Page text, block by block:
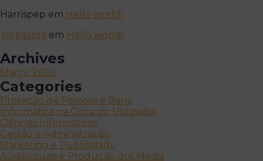
Harrispep em Hello world!
Yorkaxora em Hello world!
Archives
Março 2026
Categories
Proteção de Pessoas e Bens
Informática na Ótica do Utilizador
Ciências Informáticas
Gestão e Administração
Marketing e Publicidade
Audiovisuais e Produção dos Media